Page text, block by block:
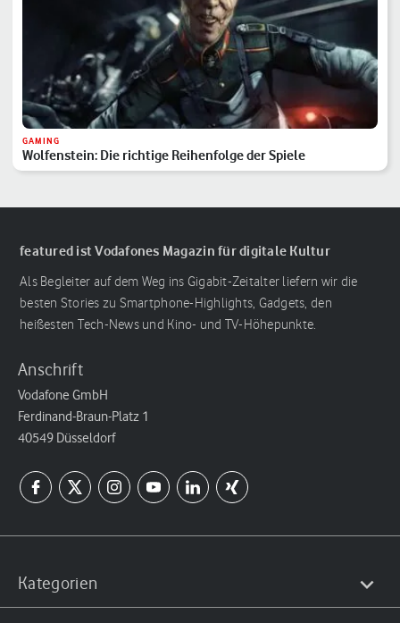
GAMING
Wolfenstein: Die richtige Reihenfolge der Spiele
featured ist Vodafones Magazin für digitale Kultur
Als Begleiter auf dem Weg ins Gigabit-Zeitalter liefern wir die
besten Stories zu Smartphone-Highlights, Gadgets, den
heißesten Tech-News und Kino- und TV-Höhepunkte.
Anschrift
Vodafone GmbH
Ferdinand-Braun-Platz 1
40549 Düsseldorf
Kategorien